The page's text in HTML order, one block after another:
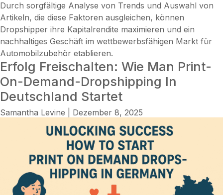
Durch sorgfältige Analyse von Trends und Auswahl von
Artikeln, die diese Faktoren ausgleichen, können
Dropshipper ihre Kapitalrendite maximieren und ein
nachhaltiges Geschäft im wettbewerbsfähigen Markt für
Automobilzubehör etablieren.
Erfolg Freischalten: Wie Man Print-
On-Demand-Dropshipping In
Deutschland Startet
Samantha Levine Dezember 8, 2025